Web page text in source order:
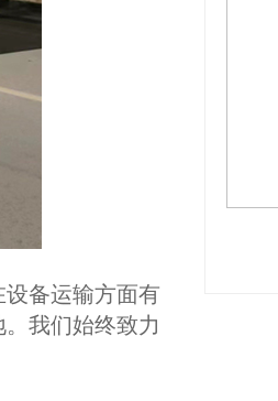
备运输方面有
我们始终致力